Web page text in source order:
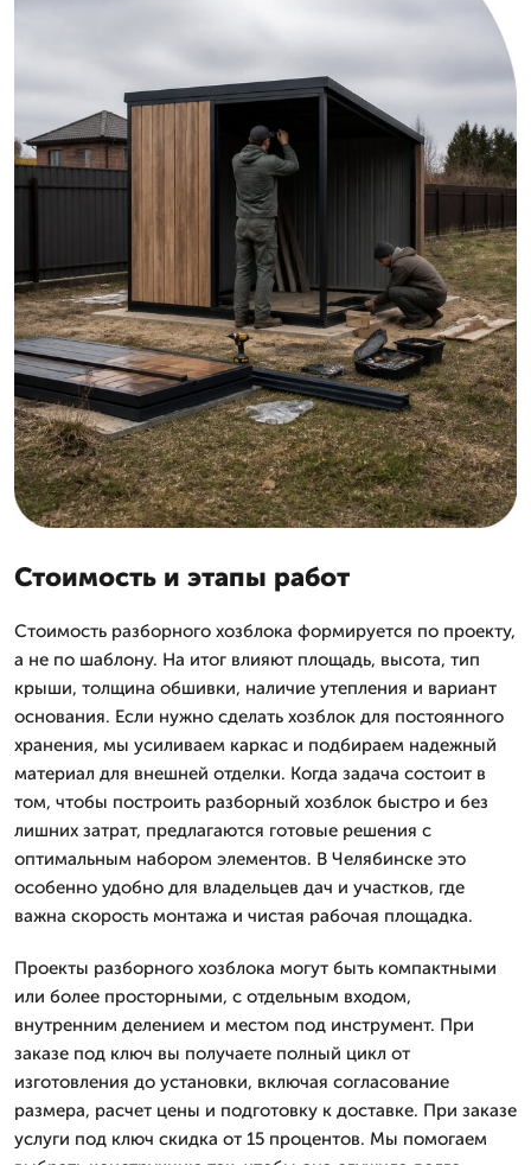
Стоимость и этапы работ
Стоимость разборного хозблока формируется по проекту,
а не по шаблону. На итог влияют площадь, высота, тип
крыши, толщина обшивки, наличие утепления и вариант
основания. Если нужно сделать хозблок для постоянного
хранения, мы усиливаем каркас и подбираем надежный
материал для внешней отделки. Когда задача состоит в
том, чтобы построить разборный хозблок быстро и без
лишних затрат, предлагаются готовые решения с
оптимальным набором элементов. В Челябинске это
особенно удобно для владельцев дач и участков, где
важна скорость монтажа и чистая рабочая площадка.
Проекты разборного хозблока могут быть компактными
или более просторными, с отдельным входом,
внутренним делением и местом под инструмент. При
заказе под ключ вы получаете полный цикл от
изготовления до установки, включая согласование
размера, расчет цены и подготовку к доставке. При заказе
услуги под ключ скидка от 15 процентов. Мы помогаем